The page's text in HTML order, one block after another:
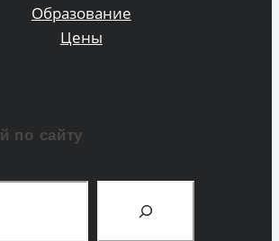
Образование
Цены
по сайту